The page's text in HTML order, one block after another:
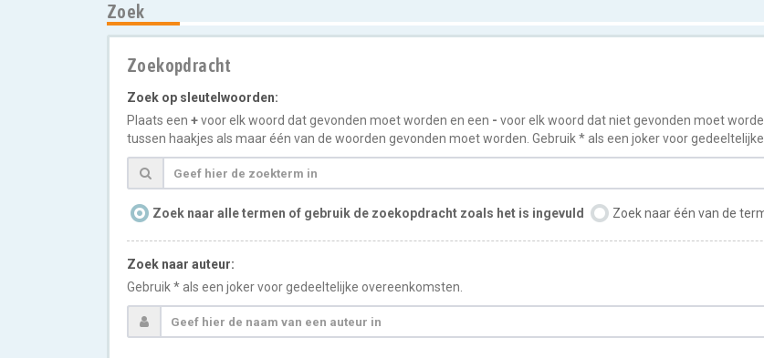
Zoek
Zoekopdracht
Zoek op sleutelwoorden:
Plaats een +voor elk woord dat gevonden moet worden en een - voor elk woord dat niet gevonden moet
tussen haakjes als maar één van de woorden gevonden moet worden. Gebruik * als een joker voor
Zoek naar alle termen of gebruik de zoekopdracht zoals het is ingevuld Zoek naar één van de
Zoek naar auteur:
Gebruik * als een joker voor gedeeltelijke overeenkomsten.